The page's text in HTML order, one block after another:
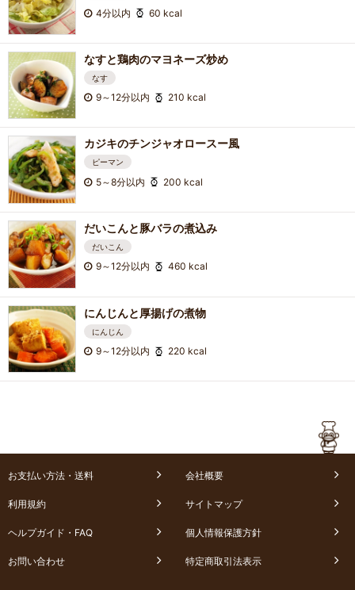
4分以内 60 kcal
なすと鶏肉のマヨネーズ炒め
なす
9～12分以内 210 kcal
カジキのチンジャオロースー風
ピーマン
5～8分以内 200 kcal
だいこんと豚バラの煮込み
だいこん
9～12分以内 460 kcal
にんじんと厚揚げの煮物
にんじん
9～12分以内 220 kcal
お支払い方法・送料 会社概要
利用規約 サイトマップ
ヘルプガイド・FAQ 個人情報保護方針
お問い合わせ 特定商取引法表示